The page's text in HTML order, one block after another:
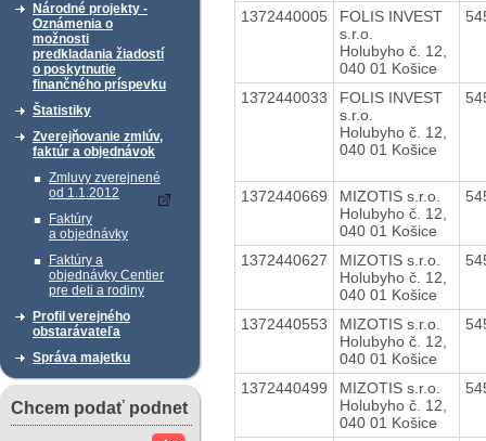
Národné projekty -
Oznámenia o
možnosti
predkladania žiadostí
o poskytnutie
finančného príspevku
Štatistiky
Zverejňovanie zmlúv,
faktúr a objednávok
Zmluvy zverejnené
od 1.1.2012
Faktúry
a objednávky
Faktúry a
objednávky Centier
pre deti a rodiny
Profil verejného
obstarávateľa
Správa majetku
Chcem podať podnet
1372440005
FOLIS INVEST
s.r.o.
Holubyho č. 12,
040 01 Košice
1372440033
FOLIS INVEST
s.r.o.
Holubyho č. 12,
040 01 Košice
1372440669
MIZOTIS s.r.o.
Holubyho č. 12,
040 01 Košice
1372440627
MIZOTIS s.r.o.
Holubyho č. 12,
040 01 Košice
1372440553
MIZOTIS s.r.o.
Holubyho č. 12,
040 01 Košice
1372440499
MIZOTIS s.r.o.
Holubyho č. 12,
040 01 Košice